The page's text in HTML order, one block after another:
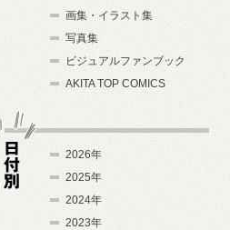
画集・イラスト集
写真集
ビジュアルファンブック
AKITA TOP COMICS
2026年
2025年
2024年
2023年